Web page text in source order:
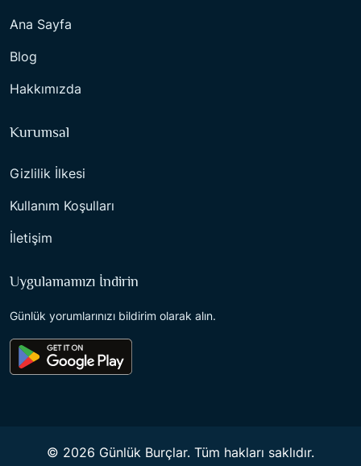
Ana Sayfa
Blog
Hakkımızda
Kurumsal
Gizlilik İlkesi
Kullanım Koşulları
İletişim
Uygulamamızı İndirin
Günlük yorumlarınızı bildirim olarak alın.
© 2026 Günlük Burçlar. Tüm hakları saklıdır.